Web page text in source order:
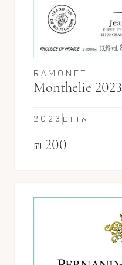
RAMONET
Monthelie 2023
₪ 200
2023 אדום